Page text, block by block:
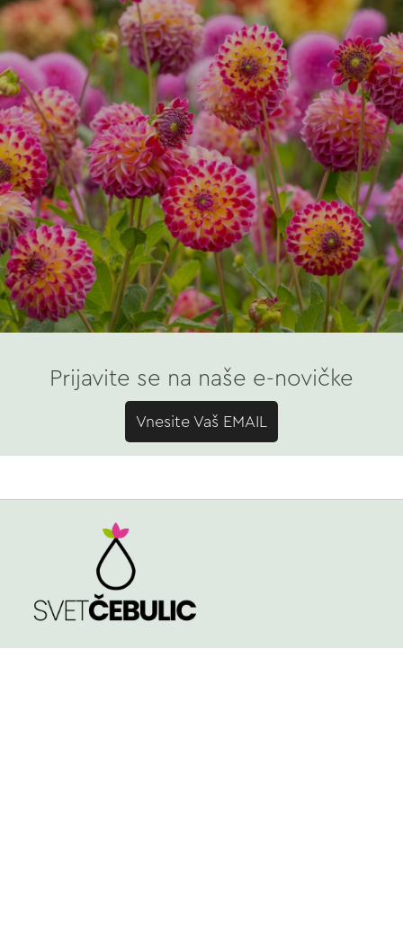
Prijavite se na naše e-novičke
Vnesite Vaš EMAIL